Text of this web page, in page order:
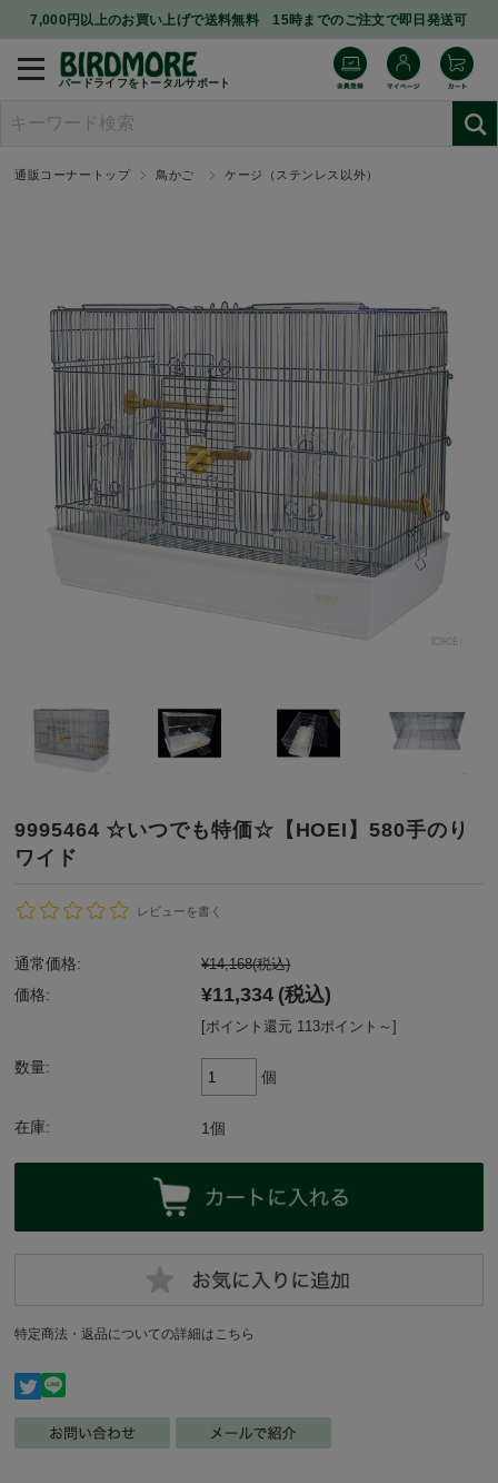
7,000円以上のお買い上げで送料無料 15時までのご注文で即日発送可
バードライフをトータルサポート
通販コーナートップ 鳥かご ケージ（ステンレス以外）
9995464 ☆いつでも特価☆【HOEI】580手のり
ワイド
レビューを書く
通常価格: ¥14,168(税込)
価格:
¥11,334 (税込)
[ポイント還元 113ポイント～]
数量:
個
在庫: 1個
特定商法・返品についての詳細はこちら